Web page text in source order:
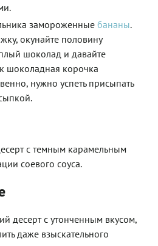
замороженные бананы.
окунайте половину
шоколад и давайте
шоколадная корочка
нужно успеть присыпать
с темным карамельным
соевого соуса.
десерт с утонченным вкусом,
даже взыскательного